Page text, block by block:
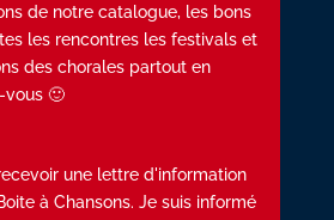
de notre catalogue, les bons
les rencontres les festivals et
des chorales partout en
vous 🙂
une lettre d'information
à Chansons. Je suis informé